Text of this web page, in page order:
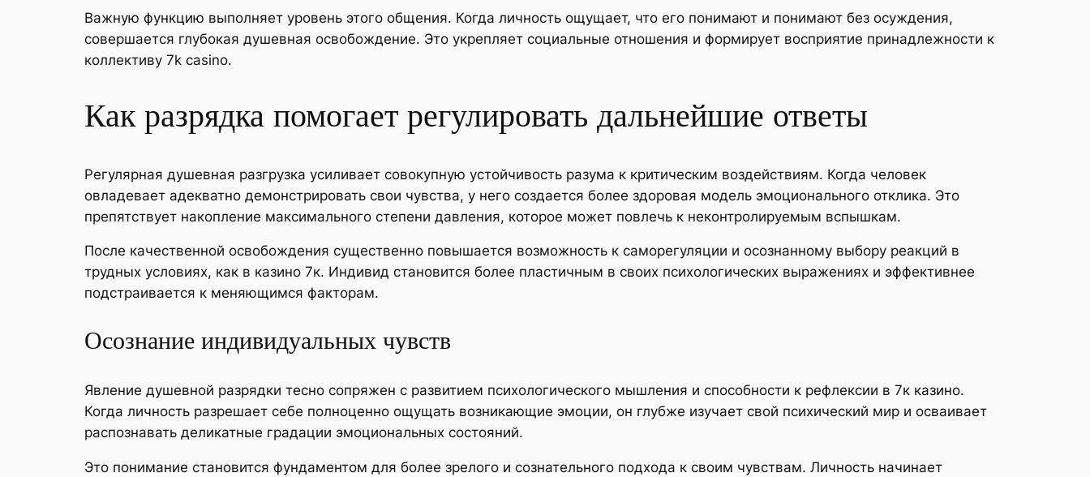
Важную функцию выполняет уровень этого общения. Когда личность ощущает, что его понимают и понимают без осуждения,
совершается глубокая душевная освобождение. Это укрепляет социальные отношения и формирует восприятие принадлежности к
коллективу 7k casino.
Как разрядка помогает регулировать дальнейшие ответы
Регулярная душевная разгрузка усиливает совокупную устойчивость разума к критическим воздействиям. Когда человек
овладевает адекватно демонстрировать свои чувства, у него создается более здоровая модель эмоционального отклика. Это
препятствует накопление максимального степени давления, которое может повлечь к неконтролируемым вспышкам.
После качественной освобождения существенно повышается возможность к саморегуляции и осознанному выбору реакций в
трудных условиях, как в казино 7к. Индивид становится более пластичным в своих психологических выражениях и эффективнее
подстраивается к меняющимся факторам.
Осознание индивидуальных чувств
Явление душевной разрядки тесно сопряжен с развитием психологического мышления и способности к рефлексии в 7к казино.
Когда личность разрешает себе полноценно ощущать возникающие эмоции, он глубже изучает свой психический мир и осваивает
распознавать деликатные градации эмоциональных состояний.
Это понимание становится фундаментом для более зрелого и сознательного подхода к своим чувствам. Личность начинает